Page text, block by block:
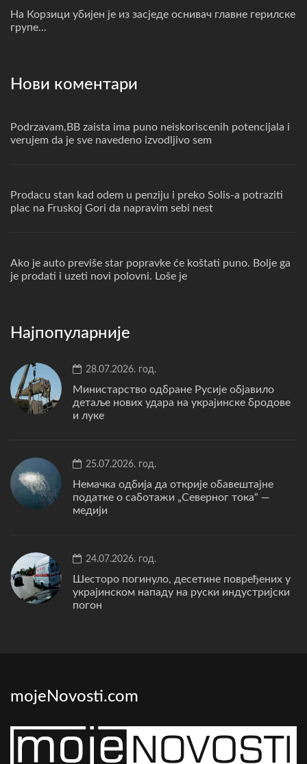
На Корзици убијен је из засједе оснивач главне герилске
групе...
Нови коментари
Podrzavam,BB zaista ima puno neiskoriscenih potencijala i
verujem da je sve navedeno izvodljivo sem
Prodacu stan kad odem u penziju i preko Solis-a potraziti
plac na Fruskoj Gori da napravim sebi nest
Ako je auto previše star popravke će koštati puno. Bolje ga
je prodati i uzeti novi polovni. Loše je
Најпопуларније
28.07.2026. год.
Министарство одбране Русије објавило
детаље нових удара на украјинске бродове
и луке
25.07.2026. год.
Немачка одбија да открије обавештајне
податке о саботажи „Северног тока“ —
медији
24.07.2026. год.
Шесторо погинуло, десетине повређених у
украјинском нападу на руски индустријски
погон
mojeNovosti.com